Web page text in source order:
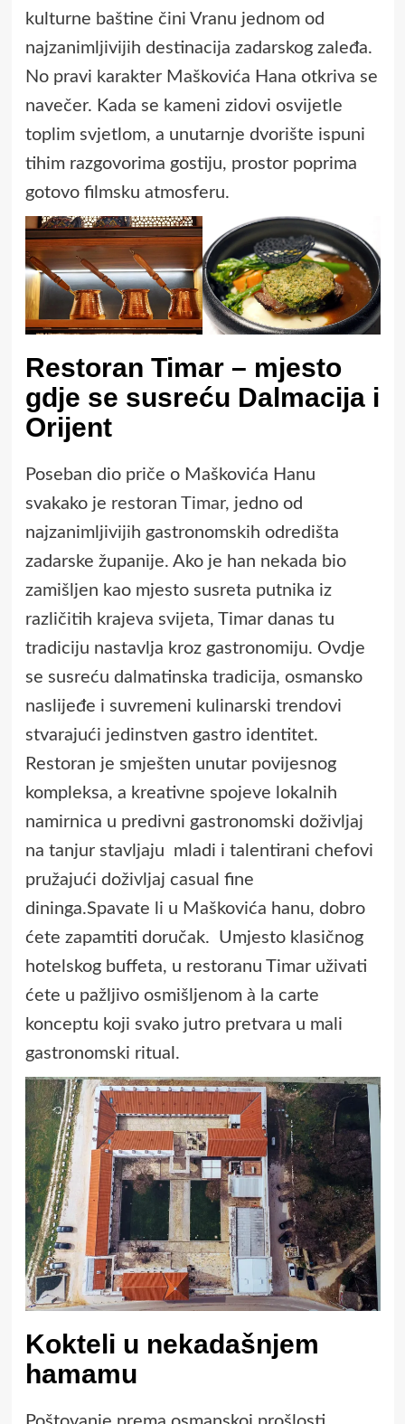
kulturne baštine čini Vranu jednom od
najzanimljivijih destinacija zadarskog zaleđa.
No pravi karakter Maškovića Hana otkriva se
navečer. Kada se kameni zidovi osvijetle
toplim svjetlom, a unutarnje dvorište ispuni
tihim razgovorima gostiju, prostor poprima
gotovo filmsku atmosferu.
Restoran Timar – mjesto
gdje se susreću Dalmacija i
Orijent
Poseban dio priče o Maškovića Hanu
svakako je restoran Timar, jedno od
najzanimljivijih gastronomskih odredišta
zadarske županije. Ako je han nekada bio
zamišljen kao mjesto susreta putnika iz
različitih krajeva svijeta, Timar danas tu
tradiciju nastavlja kroz gastronomiju. Ovdje
se susreću dalmatinska tradicija, osmansko
naslijeđe i suvremeni kulinarski trendovi
stvarajući jedinstven gastro identitet.
Restoran je smješten unutar povijesnog
kompleksa, a kreativne spojeve lokalnih
namirnica u predivni gastronomski doživljaj
na tanjur stavljaju mladi i talentirani chefovi
pružajući doživljaj casual fine
dininga.Spavate li u Maškovića hanu, dobro
ćete zapamtiti doručak. Umjesto klasičnog
hotelskog buffeta, u restoranu Timar uživati
ćete u pažljivo osmišljenom à la carte
konceptu koji svako jutro pretvara u mali
gastronomski ritual.
Kokteli u nekadašnjem
hamamu